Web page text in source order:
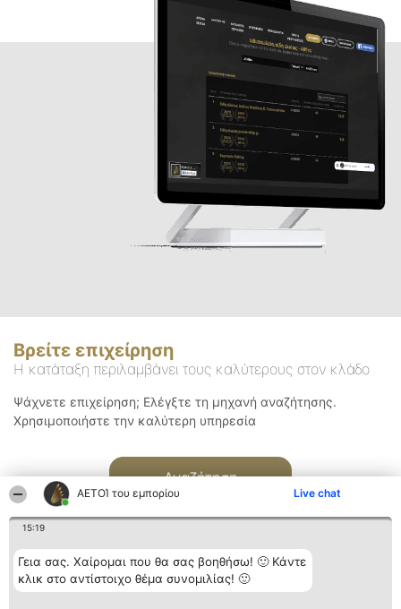
ΑΕΤΟΊ του εμπορίου Live chat
15:19
Γεια σας. Χαίρομαι που θα σας βοηθήσω! 🙂 Κάντε
κλικ στο αντίστοιχο θέμα συνομιλίας! 🙂
Βρείτε επιχείρηση
Η κατάταξη περιλαμβάνει τους καλύτερους στον κλάδο
Ψάχνετε επιχείρηση; Ελέγξτε τη μηχανή αναζήτησης.
Χρησιμοποιήστε την καλύτερη υπηρεσία
Αναζήτηση